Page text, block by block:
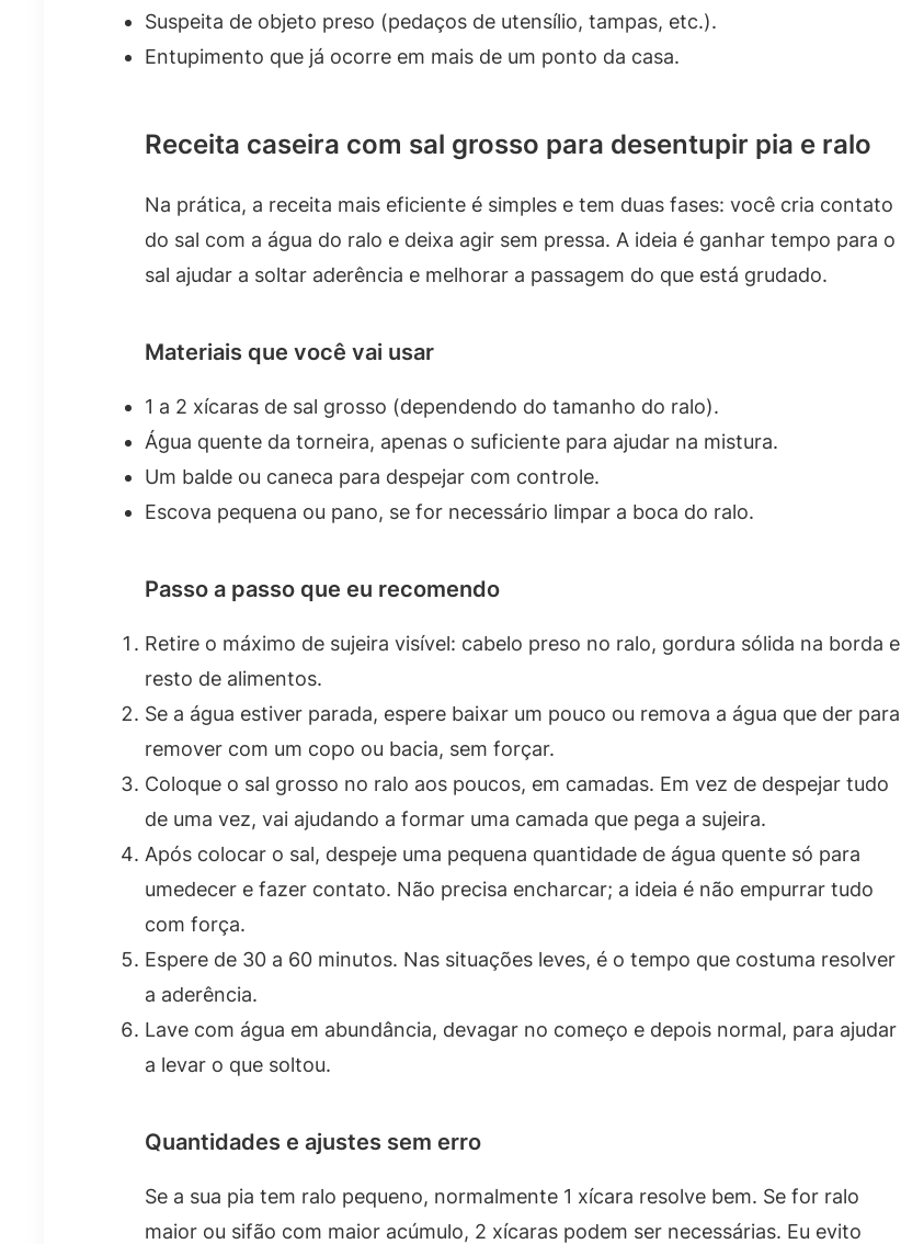
Suspeita de objeto preso (pedaços de utensílio, tampas, etc.).
Entupimento que já ocorre em mais de um ponto da casa.
Receita caseira com sal grosso para desentupir pia e ralo
Na prática, a receita mais eficiente é simples e tem duas fases: você cria contato
do sal com a água do ralo e deixa agir sem pressa. A ideia é ganhar tempo para o
sal ajudar a soltar aderência e melhorar a passagem do que está grudado.
Materiais que você vai usar
1 a 2 xícaras de sal grosso (dependendo do tamanho do ralo).
Água quente da torneira, apenas o suficiente para ajudar na mistura.
Um balde ou caneca para despejar com controle.
Escova pequena ou pano, se for necessário limpar a boca do ralo.
Passo a passo que eu recomendo
Retire o máximo de sujeira visível: cabelo preso no ralo, gordura sólida na borda e
resto de alimentos.
Se a água estiver parada, espere baixar um pouco ou remova a água que der para
remover com um copo ou bacia, sem forçar.
Coloque o sal grosso no ralo aos poucos, em camadas. Em vez de despejar tudo
de uma vez, vai ajudando a formar uma camada que pega a sujeira.
Após colocar o sal, despeje uma pequena quantidade de água quente só para
umedecer e fazer contato. Não precisa encharcar; a ideia é não empurrar tudo
com força.
Espere de 30 a 60 minutos. Nas situações leves, é o tempo que costuma resolver
a aderência.
Lave com água em abundância, devagar no começo e depois normal, para ajudar
a levar o que soltou.
Quantidades e ajustes sem erro
Se a sua pia tem ralo pequeno, normalmente 1 xícara resolve bem. Se for ralo
maior ou sifão com maior acúmulo, 2 xícaras podem ser necessárias. Eu evito